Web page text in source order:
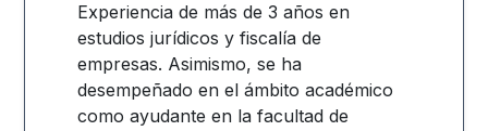
Experiencia de más de 3 años en
estudios jurídicos y fiscalía de
empresas. Asimismo, se ha
desempeñado en el ámbito académico
como ayudante en la facultad de